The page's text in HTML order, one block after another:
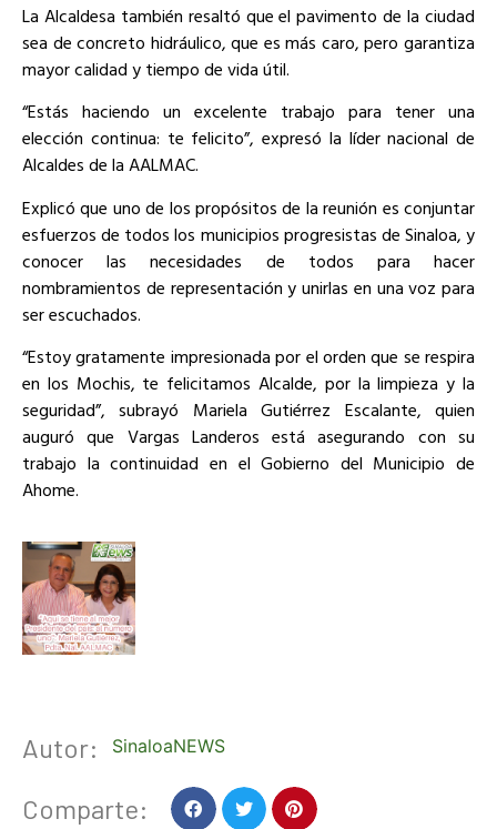
La Alcaldesa también resaltó que el pavimento de la ciudad
sea de concreto hidráulico, que es más caro, pero garantiza
mayor calidad y tiempo de vida útil.
“Estás haciendo un excelente trabajo para tener una
elección continua: te felicito”, expresó la líder nacional de
Alcaldes de la AALMAC.
Explicó que uno de los propósitos de la reunión es conjuntar
esfuerzos de todos los municipios progresistas de Sinaloa, y
conocer las necesidades de todos para hacer
nombramientos de representación y unirlas en una voz para
ser escuchados.
“Estoy gratamente impresionada por el orden que se respira
en los Mochis, te felicitamos Alcalde, por la limpieza y la
seguridad”, subrayó Mariela Gutiérrez Escalante, quien
auguró que Vargas Landeros está asegurando con su
trabajo la continuidad en el Gobierno del Municipio de
Ahome.
Autor: SinaloaNEWS
Comparte: